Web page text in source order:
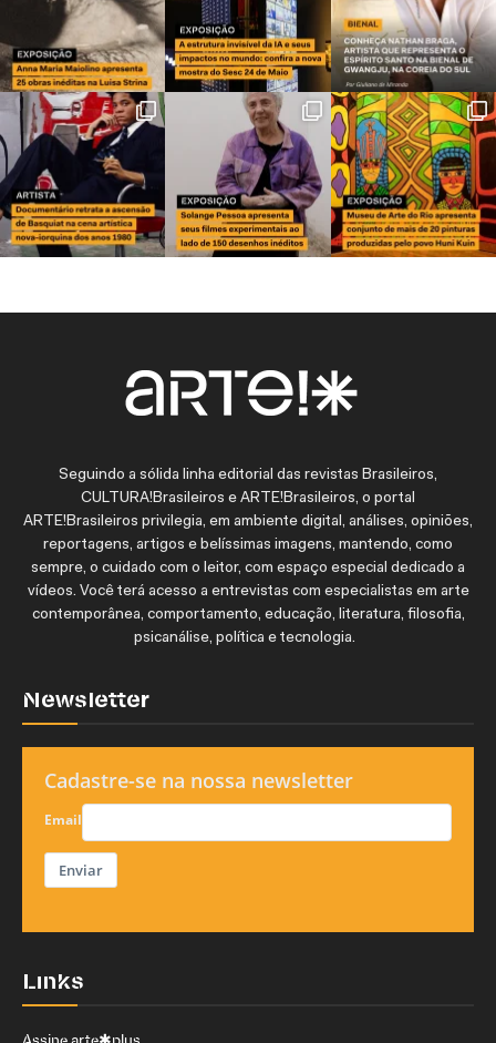
Seguindo a sólida linha editorial das revistas Brasileiros,
CULTURA!Brasileiros e ARTE!Brasileiros, o portal
ARTE!Brasileiros privilegia, em ambiente digital, análises, opiniões,
reportagens, artigos e belíssimas imagens, mantendo, como
sempre, o cuidado com o leitor, com espaço especial dedicado a
vídeos. Você terá acesso a entrevistas com especialistas em arte
contemporânea, comportamento, educação, literatura, filosofia,
psicanálise, política e tecnologia.
Newsletter
Cadastre-se na nossa newsletter
Email
Enviar
Links